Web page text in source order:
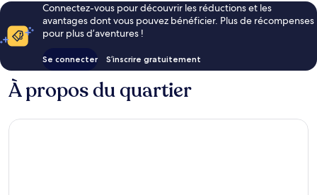
Connectez-vous pour découvrir les réductions et les
avantages dont vous pouvez bénéficier. Plus de récompenses
pour plus d’aventures !
Se connecter S’inscrire gratuitement
À propos du quartier